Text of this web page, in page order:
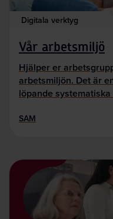
Digitala verktyg
Vår arbetsmiljö
Hjälper er
arbetsmiljön. Det är
löpande
SAM